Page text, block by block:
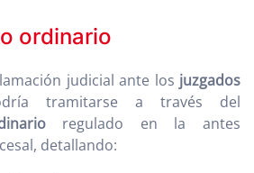
ordinario
judicial ante los juzgados
tramitarse a través del
regulado en la antes
detallando: